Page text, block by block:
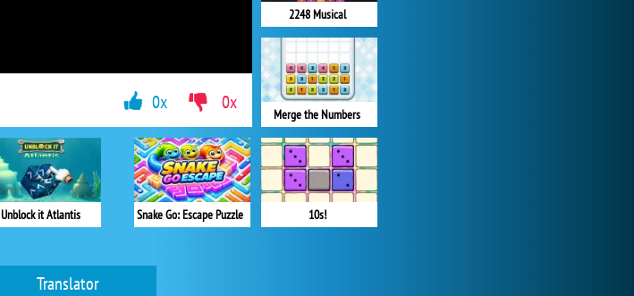
2248 Musical
Merge the Numbers
10s!
Unblock it Atlantis Snake Go: Escape Puzzle
0x 0x
Translator